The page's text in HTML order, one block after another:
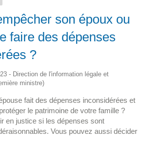
son époux ou
faire des dépenses
?
- Direction de l'information légale et
ministre)
fait des dépenses inconsidérées et
le patrimoine de votre famille ?
en justice si les dépenses sont
Vous pouvez aussi décider